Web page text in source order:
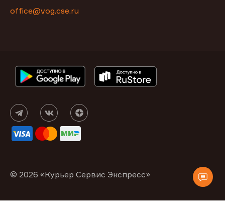
office@vog.cse.ru
© 2026 «Курьер Сервис Экспресс»